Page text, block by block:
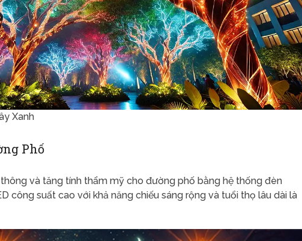
Xanh
Phố
và tăng tính thẩm mỹ cho đường phố bằng hệ thống đèn
công suất cao với khả năng chiếu sáng rộng và tuổi thọ lâu dài là